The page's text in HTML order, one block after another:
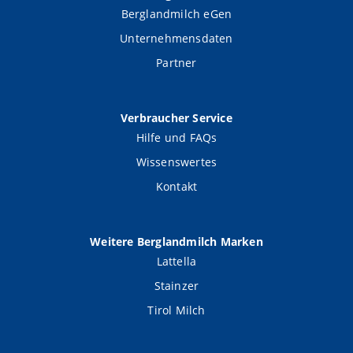
Berglandmilch eGen
Unternehmensdaten
Partner
Verbraucher Service
Hilfe und FAQs
Wissenswertes
Kontakt
Weitere Berglandmilch Marken
Lattella
Stainzer
Tirol Milch